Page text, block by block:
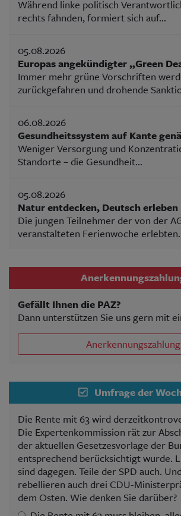
Während linke politisch
rechts fahnden, formiert sich auf...
05.08.2026
Europas angekündigter „Green
Immer mehr grüne Vorschriften
zurückgefahren und drohende
06.08.2026
Gesundheitssystem auf Kante
Weniger Versorgung und
Standorte – die Gesundheit...
05.08.2026
Natur entdecken, Deutsch erleben
Die jungen Teilnehmer der von der
veranstalteten Ferienwoche
Gefällt Ihnen die PAZ?
Dann unterstützen Sie uns gern mit
Anerkennungszahlung
Umfrage der
Die Rente mit 63 wird
Die Expertenkommission rät zur
der aktuellen Gesetzesvorlage der
entsprechend berücksichtigt wurde.
sind dagegen. Teile der SPD auch.
rebellieren auch drei CDU-
dem Osten. Wie denken Sie darüber?